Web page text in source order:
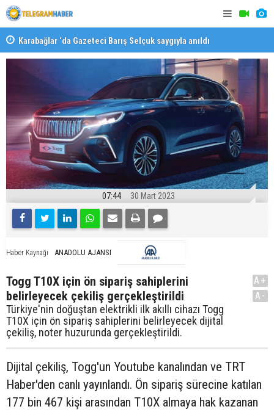
Karabağlar ‘da Gazeteci Barış Selçuk saygıyla anıldı
07:44 30 Mart 2023
Haber Kaynağı ANADOLU AJANSI
Togg T10X için ön sipariş sahiplerini
belirleyecek çekiliş gerçekleştirildi
Türkiye'nin doğuştan elektrikli ilk akıllı cihazı Togg
T10X için ön sipariş sahiplerini belirleyecek dijital
çekiliş, noter huzurunda gerçekleştirildi.
A+
A-
Dijital çekiliş, Togg'un Youtube kanalından ve TRT
Haber'den canlı yayınlandı. Ön sipariş sürecine katılan
177 bin 467 kişi arasından T10X almaya hak kazanan